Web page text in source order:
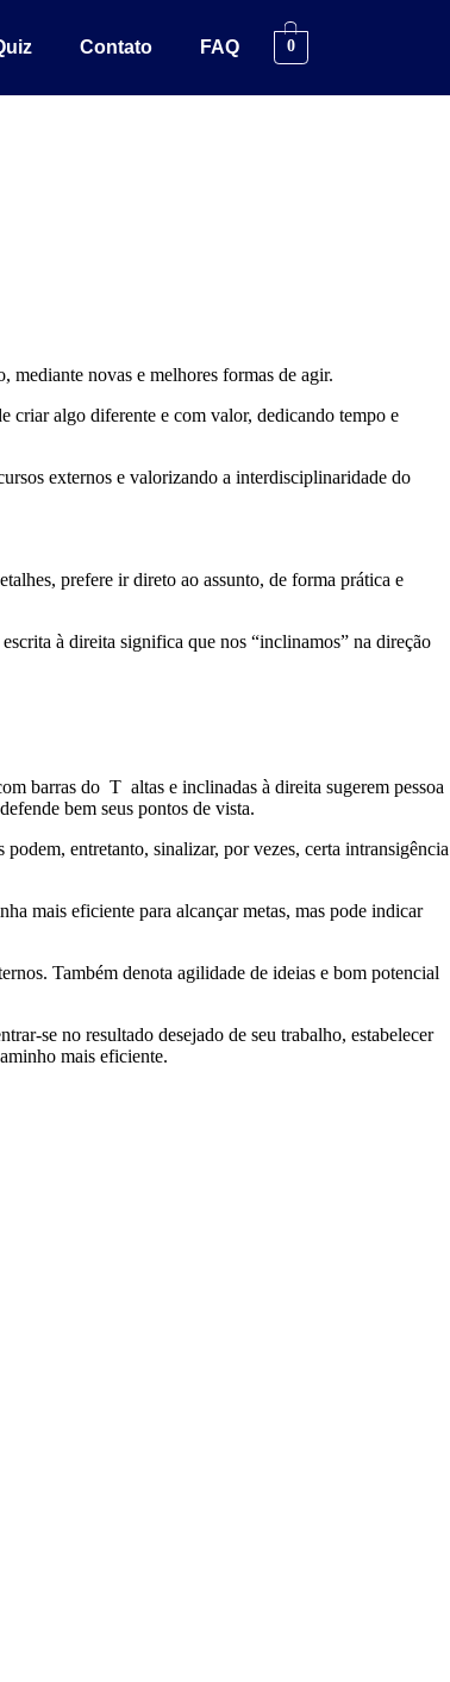
Contato FAQ 0
novas e melhores formas de agir.
criar algo diferente e com valor, dedicando tempo e
externos e valorizando a interdisciplinaridade do
prefere ir direto ao assunto, de forma prática e
à direita significa que nos “inclinamos” na direção
barras do T altas e inclinadas à direita sugerem pessoa
bem seus pontos de vista.
entretanto, sinalizar, por vezes, certa intransigência
mais eficiente para alcançar metas, mas pode indicar
Também denota agilidade de ideias e bom potencial
se no resultado desejado de seu trabalho, estabelecer
mais eficiente.